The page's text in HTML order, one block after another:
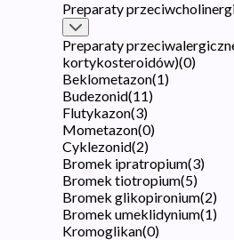
Preparaty
Preparaty
kortykosteroidów)(0)
Beklometazon(1)
Budezonid(11)
Flutykazon(3)
Mometazon(0)
Cyklezonid(2)
Bromek ipratropium(3)
Bromek tiotropium(5)
Bromek glikopironium(2)
Bromek umeklidynium(1)
Kromoglikan(0)